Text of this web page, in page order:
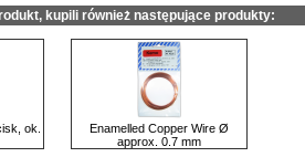
kupili również następujące produkty:
ok.
Enamelled Copper Wire Ø
approx. 0.7 mm